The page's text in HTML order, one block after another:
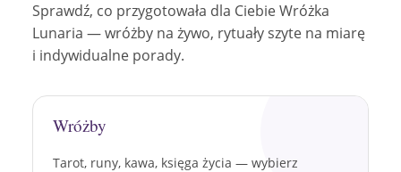
Sprawdź, co przygotowała dla Ciebie Wróżka
Lunaria — wróżby na żywo, rytuały szyte na miarę
i indywidualne porady.
Wróżby
Tarot, runy, kawa, księga życia — wybierz